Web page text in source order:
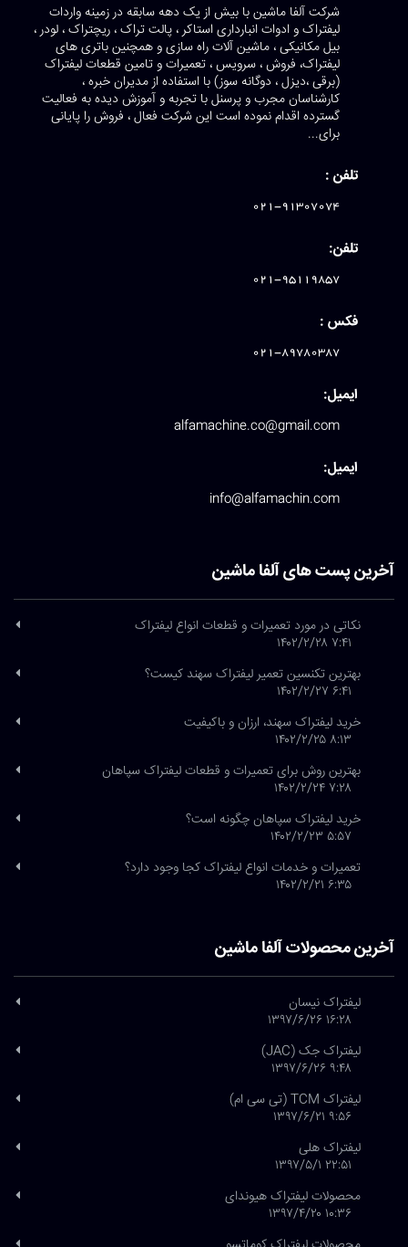
شرکت آلفا ماشین با بیش از یک دهه سابقه در زمینه واردات
لیفتراک و ادوات انبارداری استاکر ، پالت تراک ، ریچتراک ، لودر ،
بیل مکانیکی ، ماشین آلات راه سازی و همچنین باتری های
لیفتراک، فروش ، سرویس ، تعمیرات و تامین قطعات لیفتراک
(برقی ،دیزل ، دوگانه سوز) با استفاده از مدیران خبره ،
کارشناسان مجرب و پرسنل با تجربه و آموزش دیده به فعالیت
گسترده اقدام نموده است این شرکت فعال ، فروش را پایانی
برای...
تلفن :
021-91307074
تلفن:
021-95119857
فکس :
021-89780387
ایمیل:
alfamachine.co@gmail.com
ایمیل:
info@alfamachin.com
آخرین پست های آلفا ماشین
نکاتی در مورد تعمیرات و قطعات انواع لیفتراک
۷:۴۱ ۱۴۰۲/۲/۲۸
بهترین تکنسین تعمیر لیفتراک سهند کیست؟
۶:۴۱ ۱۴۰۲/۲/۲۷
خرید لیفتراک سهند، ارزان و باکیفیت
۸:۱۳ ۱۴۰۲/۲/۲۵
بهترین روش برای تعمیرات و قطعات لیفتراک سپاهان
۷:۲۸ ۱۴۰۲/۲/۲۴
خرید لیفتراک سپاهان چگونه است؟
۵:۵۷ ۱۴۰۲/۲/۲۳
تعمیرات و خدمات انواع لیفتراک کجا وجود دارد؟
۶:۳۵ ۱۴۰۲/۲/۲۱
آخرین محصولات آلفا ماشین
لیفتراک نیسان
۱۶:۲۸ ۱۳۹۷/۶/۲۶
لیفتراک جک (JAC)
۹:۴۸ ۱۳۹۷/۶/۲۶
لیفتراک TCM (تی سی ام)
۹:۵۶ ۱۳۹۷/۶/۲۱
لیفتراک هلی
۲۲:۵۱ ۱۳۹۷/۵/۱
محصولات لیفتراک هیوندای
۱۰:۳۶ ۱۳۹۷/۴/۲۰